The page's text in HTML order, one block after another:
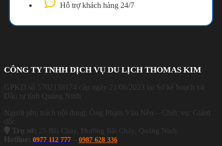
Hỗ trợ khách hàng 24/7
CÔNG TY TNHH DỊCH VỤ DU LỊCH THOMAS KIM
GPKD số 5702138174 cấp ngày 21/06/2023 tại Sở kế hoạch và
Đầu tư tỉnh Quảng Ninh
Người phụ trách nội dung: Ông Phạm Văn Nên – Chức vụ: Giám
đốc
Trụ sở:
25 Bãi Cháy, Phường Bãi Cháy, Quảng Ninh
Hotline: 0977 112 777 0987 628 336